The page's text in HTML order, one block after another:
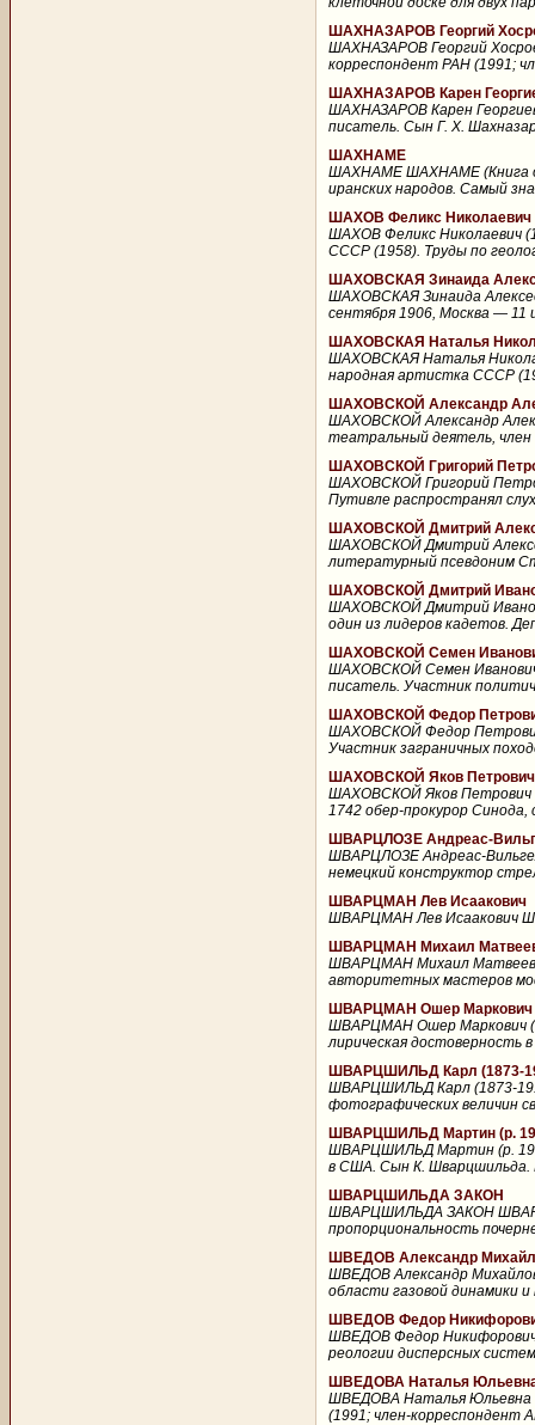
ШАХНАЗАРОВ Георгий
ШАХНАЗАРОВ Георгий
корреспондент РАН (1991;
ШАХНАЗАРОВ Карен
ШАХНАЗАРОВ Карен
писатель. Сын Г. Х.
ШАХНАМЕ
ШАХНАМЕ ШАХНАМЕ (Книга о
иранских народов. Самый
ШАХОВ Феликс Николаевич
ШАХОВ Феликс Николаевич
СССР (1958). Труды по
ШАХОВСКАЯ Зинаида
ШАХОВСКАЯ Зинаида
сентября 1906, Москва — 11
ШАХОВСКАЯ Наталья
ШАХОВСКАЯ Наталья
народная артистка СССР
ШАХОВСКОЙ Александр
ШАХОВСКОЙ Александр
театральный деятель, член
ШАХОВСКОЙ Григорий
ШАХОВСКОЙ Григорий
Путивле распространял
ШАХОВСКОЙ Дмитрий
ШАХОВСКОЙ Дмитрий
литературный псевдоним
ШАХОВСКОЙ Дмитрий
ШАХОВСКОЙ Дмитрий
один из лидеров кадетов.
ШАХОВСКОЙ Семен
ШАХОВСКОЙ Семен Иванович
писатель. Участник
ШАХОВСКОЙ Федор
ШАХОВСКОЙ Федор
Участник заграничных
ШАХОВСКОЙ Яков Петрович
ШАХОВСКОЙ Яков Петрович
1742 обер-прокурор Синода,
ШВАРЦЛОЗЕ Андреас-
ШВАРЦЛОЗЕ Андреас-
немецкий конструктор
ШВАРЦМАН Лев Исаакович
ШВАРЦМАН Лев Исаакович
ШВАРЦМАН Михаил
ШВАРЦМАН Михаил
авторитетных мастеров
ШВАРЦМАН Ошер Маркович
ШВАРЦМАН Ошер Маркович
лирическая достоверность
ШВАРЦШИЛЬД Карл (1873-
ШВАРЦШИЛЬД Карл (1873-
фотографических величин
ШВАРЦШИЛЬД Мартин (р.
ШВАРЦШИЛЬД Мартин (р.
в США. Сын К. Шварцшильда.
ШВАРЦШИЛЬДА ЗАКОН
ШВАРЦШИЛЬДА ЗАКОН
пропорциональность
ШВЕДОВ Александр
ШВЕДОВ Александр
области газовой динамики и
ШВЕДОВ Федор
ШВЕДОВ Федор Никифорович
реологии дисперсных
ШВЕДОВА Наталья Юльевна
ШВЕДОВА Наталья Юльевна
(1991; член-корреспондент